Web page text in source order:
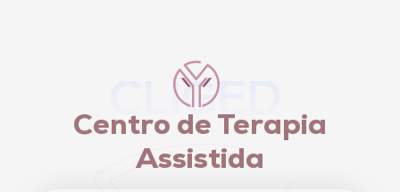
CLIGED
Centro de Terapia
Assistida